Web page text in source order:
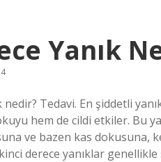
Yanık
nedir? Tedavi. En şiddetli
hem de cildi etkiler. Bu
ve bazen kas dokusuna,
derece yanıklar